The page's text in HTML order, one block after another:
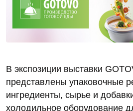
В экспозиции выставки
представлены упаковочные
ингредиенты, сырье и
холодильное оборудование